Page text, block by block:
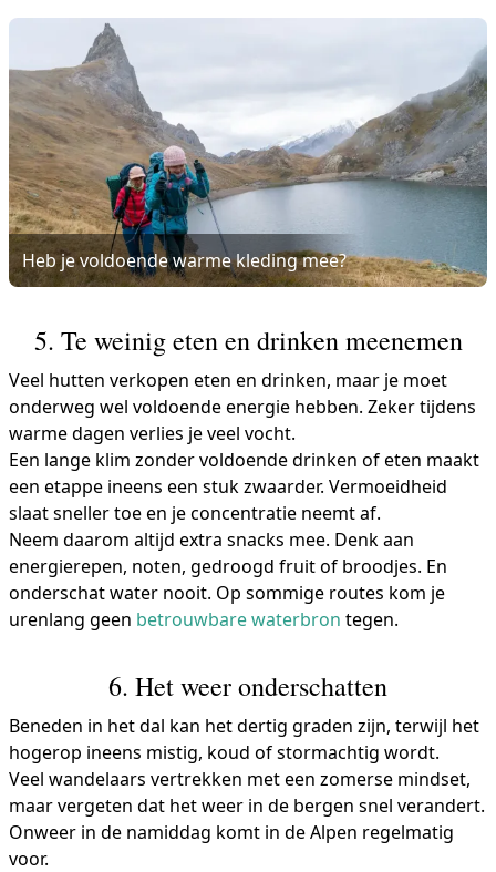
Heb je voldoende warme kleding mee?
5. Te weinig eten en drinken meenemen
Veel hutten verkopen eten en drinken, maar je moet
onderweg wel voldoende energie hebben. Zeker tijdens
warme dagen verlies je veel vocht.
Een lange klim zonder voldoende drinken of eten maakt
een etappe ineens een stuk zwaarder. Vermoeidheid
slaat sneller toe en je concentratie neemt af.
Neem daarom altijd extra snacks mee. Denk aan
energierepen, noten, gedroogd fruit of broodjes. En
onderschat water nooit. Op sommige routes kom je
urenlang geen betrouwbare waterbron tegen.
6. Het weer onderschatten
Beneden in het dal kan het dertig graden zijn, terwijl het
hogerop ineens mistig, koud of stormachtig wordt.
Veel wandelaars vertrekken met een zomerse mindset,
maar vergeten dat het weer in de bergen snel verandert.
Onweer in de namiddag komt in de Alpen regelmatig
voor.